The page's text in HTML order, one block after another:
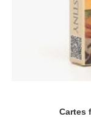
Cartes